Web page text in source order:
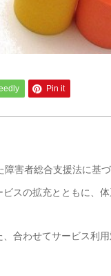
Pin it
害者総合支援法に基
スの拡充とともに、体
合わせてサービス利